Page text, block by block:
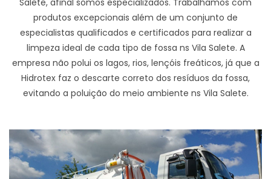
produtos excepcionais além de um conjunto de
especialistas qualificados e certificados para realizar a
limpeza ideal de cada tipo de fossa ns Vila Salete. A
empresa não polui os lagos, rios, lençóis freáticos, já que a
Hidrotex faz o descarte correto dos resíduos da fossa,
evitando a poluição do meio ambiente ns Vila Salete.